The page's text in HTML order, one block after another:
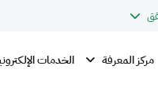
مركز المعرفة الخدمات